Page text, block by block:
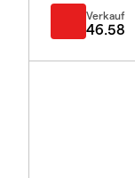
Verkauf
46.58